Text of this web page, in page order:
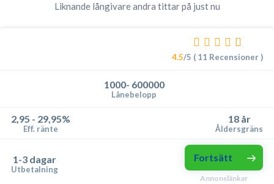
Liknande långivare andra tittar på just nu
4.5/5 ( 11 Recensioner )
1000- 600000
Lånebelopp
2,95 - 29,95%
Eff. ränte
18 år
Åldersgräns
1-3 dagar
Utbetalning
Fortsätt
Annonslänkar